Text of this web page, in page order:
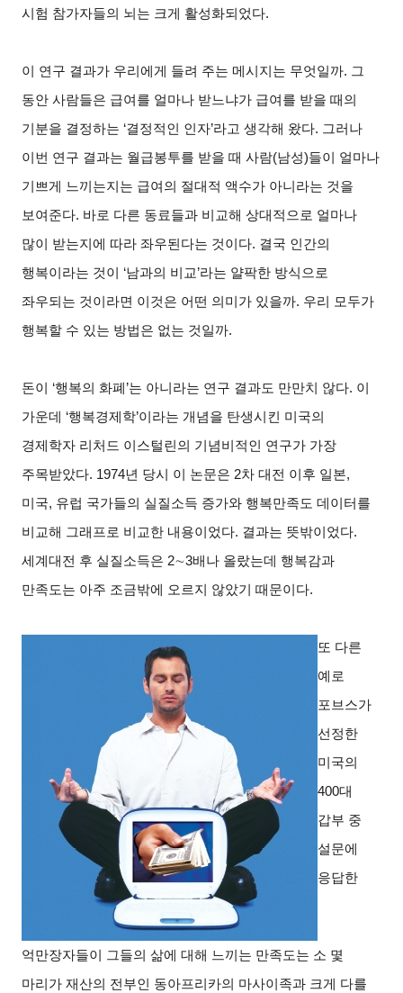
시험 참가자들의 뇌는 크게 활성화되었다.
이 연구 결과가 우리에게 들려 주는 메시지는 무엇일까. 그
동안 사람들은 급여를 얼마나 받느냐가 급여를 받을 때의
기분을 결정하는 ‘결정적인 인자’라고 생각해 왔다. 그러나
이번 연구 결과는 월급봉투를 받을 때 사람(남성)들이 얼마나
기쁘게 느끼는지는 급여의 절대적 액수가 아니라는 것을
보여준다. 바로 다른 동료들과 비교해 상대적으로 얼마나
많이 받는지에 따라 좌우된다는 것이다. 결국 인간의
행복이라는 것이 ‘남과의 비교’라는 얄팍한 방식으로
좌우되는 것이라면 이것은 어떤 의미가 있을까. 우리 모두가
행복할 수 있는 방법은 없는 것일까.
돈이 ‘행복의 화폐’는 아니라는 연구 결과도 만만치 않다. 이
가운데 ‘행복경제학’이라는 개념을 탄생시킨 미국의
경제학자 리처드 이스털린의 기념비적인 연구가 가장
주목받았다. 1974년 당시 이 논문은 2차 대전 이후 일본,
미국, 유럽 국가들의 실질소득 증가와 행복만족도 데이터를
비교해 그래프로 비교한 내용이었다. 결과는 뜻밖이었다.
세계대전 후 실질소득은 2∼3배나 올랐는데 행복감과
만족도는 아주 조금밖에 오르지 않았기 때문이다.
또 다른
예로
포브스가
선정한
미국의
400대
갑부 중
설문에
응답한
억만장자들이 그들의 삶에 대해 느끼는 만족도는 소 몇
마리가 재산의 전부인 동아프리카의 마사이족과 크게 다를